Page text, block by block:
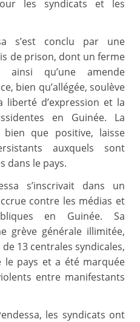
les syndicats et les
s’est conclu par une
de prison, dont un ferme
qu’une amende
bien qu’allégée, soulève
d’expression et la
en Guinée. La
bien que positive, laisse
auxquels sont
dans le pays.
s’inscrivait dans un
contre les médias et
en Guinée. Sa
grève générale illimitée,
13 centrales syndicales,
le pays et a été marquée
entre manifestants
les syndicats ont